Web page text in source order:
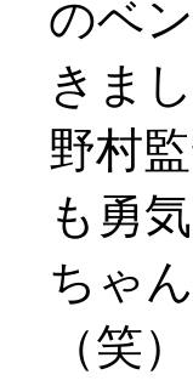
のベ
きま
野村
も勇
ちゃ
（笑）